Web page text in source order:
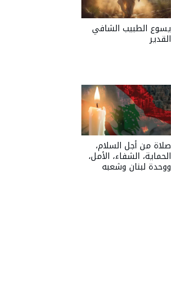
يسوع الطبيب الشافي
القدير
صلاة من أجل السلام،
الحماية، الشفاء، الأمل،
ووحدة لبنان وشعبه